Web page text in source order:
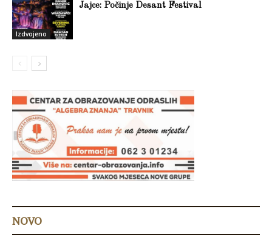
Izdvojeno
Jajce: Počinje Desant Festival
NOVO